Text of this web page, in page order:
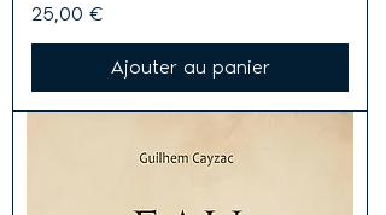
Prix
25,00 €
Ajouter au panier